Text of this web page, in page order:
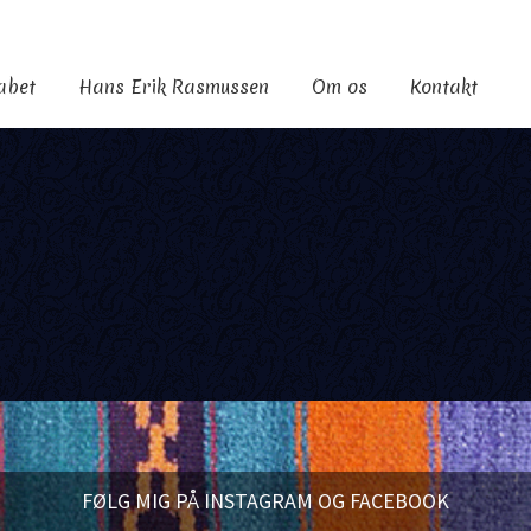
Hans Erik Rasmussen Om os Kontakt
FØLG MIG PÅ INSTAGRAM OG FACEBOOK